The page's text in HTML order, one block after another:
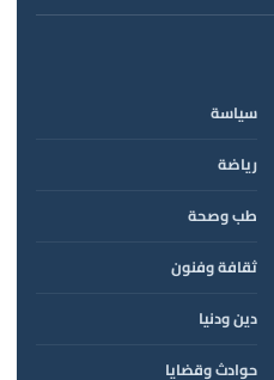
سياسة
رياضة
طب وصحة
ثقافة وفنون
دين ودنيا
حوادث وقضايا